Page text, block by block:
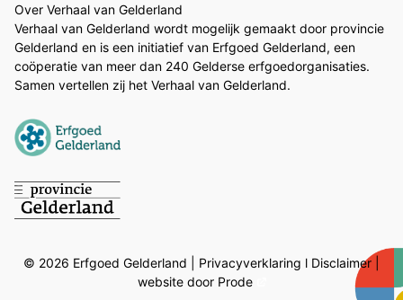
Over Verhaal van Gelderland
Verhaal van Gelderland wordt mogelijk gemaakt door provincie
Gelderland en is een initiatief van Erfgoed Gelderland, een
coöperatie van meer dan 240 Gelderse erfgoedorganisaties.
Samen vertellen zij het Verhaal van Gelderland.
© 2026 Erfgoed Gelderland | Privacyverklaring l Disclaimer
website door Prode